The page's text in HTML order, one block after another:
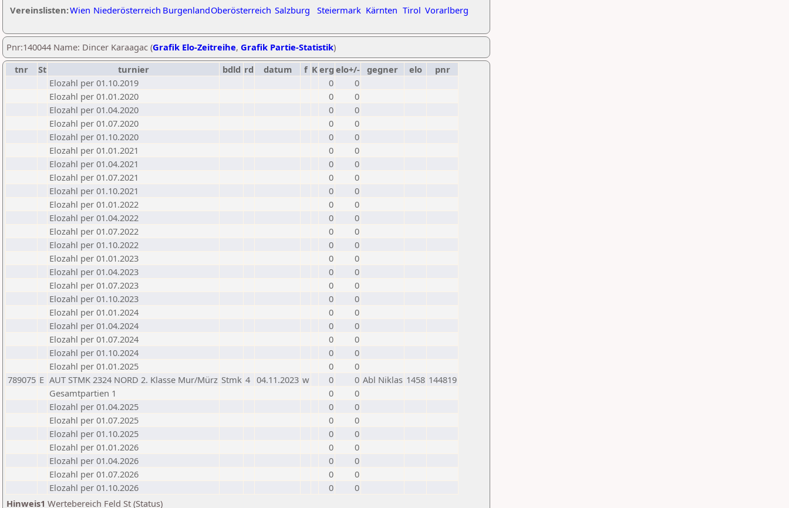
Vereinslisten:Wien Niederösterreich BurgenlandOberösterreich Salzburg Steiermark Kärnten Tirol Vorarlberg
Pnr:140044 Name: Dincer Karaagac (Grafik Elo-Zeitreihe, Grafik Partie-Statistik)
tnr
St turnier bdld rd datum f Kerg elo+/- gegner elo
pnr
Elozahl per 01.10.2019
0
0
Elozahl per 01.01.2020
0
0
Elozahl per 01.04.2020
0
0
Elozahl per 01.07.2020
0
0
Elozahl per 01.10.2020
0
0
Elozahl per 01.01.2021
0
0
Elozahl per 01.04.2021
0
0
Elozahl per 01.07.2021
0
0
Elozahl per 01.10.2021
0
0
Elozahl per 01.01.2022
0
0
Elozahl per 01.04.2022
0
0
Elozahl per 01.07.2022
0
0
Elozahl per 01.10.2022
0
0
Elozahl per 01.01.2023
0
0
Elozahl per 01.04.2023
0
0
Elozahl per 01.07.2023
0
0
Elozahl per 01.10.2023
0
0
Elozahl per 01.01.2024
0
0
Elozahl per 01.04.2024
0
0
Elozahl per 01.07.2024
0
0
Elozahl per 01.10.2024
0
0
Elozahl per 01.01.2025
0
0
789075 E AUT STMK 2324 NORD 2. Klasse Mur/Mürz Stmk 4 04.11.2023 w 0 0 Abl Niklas 1458 144819
Gesamtpartien 1
0
0
Elozahl per 01.04.2025
0
0
Elozahl per 01.07.2025
0
0
Elozahl per 01.10.2025
0
0
Elozahl per 01.01.2026
0
0
Elozahl per 01.04.2026
0
0
Elozahl per 01.07.2026
0
0
Elozahl per 01.10.2026
0
0
Hinweis1 Wertebereich Feld St (Status)